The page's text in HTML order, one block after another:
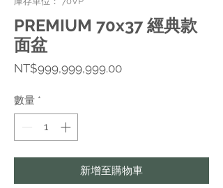
PREMIUM 70x37 經典款
面盆
NT$999,999,999.00價
數量 *
新增至購物車